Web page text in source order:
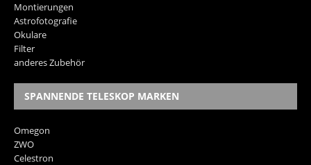
Montierungen
Astrofotografie
Okulare
Filter
anderes Zubehör
SPANNENDE TELESKOP MARKEN
Omegon
ZWO
Celestron